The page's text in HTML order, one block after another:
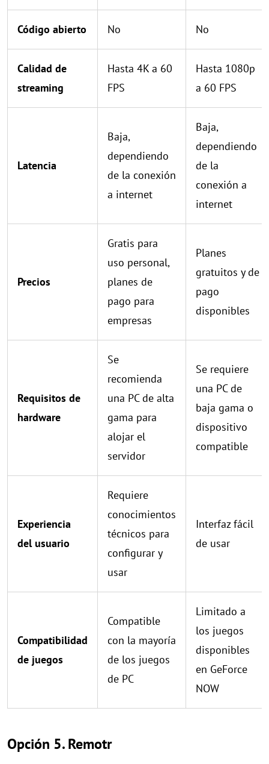
Código abierto No No
Calidad de
streaming
Hasta 4K a 60
FPS
Hasta 1080p
a 60 FPS
Latencia
Baja,
dependiendo
de la conexión
a internet
Baja,
dependiendo
de la
conexión a
internet
Precios
Gratis para
uso personal,
planes de
pago para
empresas
Planes
gratuitos y de
pago
disponibles
Requisitos de
hardware
Se
recomienda
una PC de alta
gama para
alojar el
servidor
Se requiere
una PC de
baja gama o
dispositivo
compatible
Experiencia
del usuario
Requiere
conocimientos
técnicos para
configurar y
usar
Interfaz fácil
de usar
Compatibilidad
de juegos
Compatible
con la mayoría
de los juegos
de PC
Limitado a
los juegos
disponibles
en GeForce
NOW
Opción 5. Remotr